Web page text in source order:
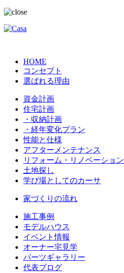
HOME
コンセプト
選ばれる理由
資金計画
住宅計画
・収納計画
・経年変化プラン
性能と仕様
アフターメンテナンス
リフォーム・リノベーション
土地探し
学び場としてのカーサ
家づくりの流れ
施工事例
モデルハウス
イベント情報
オーナー宅見学
パーツギャラリー
代表ブログ